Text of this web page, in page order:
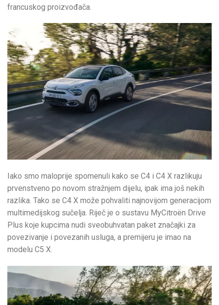
francuskog proizvođača.
Iako smo maloprije spomenuli kako se C4 i C4 X razlikuju
prvenstveno po novom stražnjem dijelu, ipak ima još nekih
razlika. Tako se C4 X može pohvaliti najnovijom generacijom
multimedijskog sučelja. Riječ je o sustavu MyCitroën Drive
Plus koje kupcima nudi sveobuhvatan paket značajki za
povezivanje i povezanih usluga, a premijeru je imao na
modelu C5 X.